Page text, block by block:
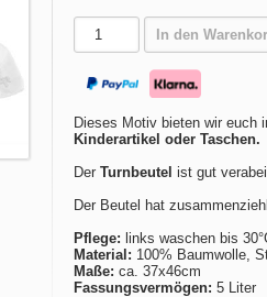
In den
Dieses Motiv bieten wir euch
Kinderartikel oder Taschen.
Der Turnbeutel ist gut
Der Beutel hat
Pflege: links waschen bis
Material: 100% Baumwolle,
Maße: ca. 37x46cm
Fassungsvermögen: 5 Liter